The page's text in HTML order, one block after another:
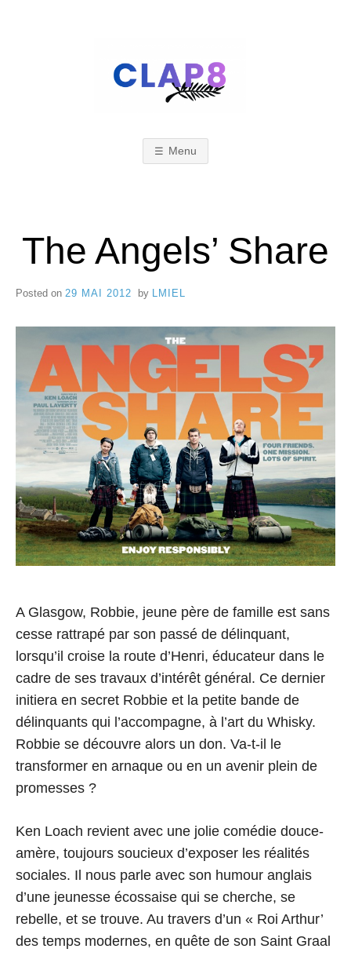
A
P
8
v
d
e
C
a
n
n
e
s
Menu
The Angels’ Share
Posted on 29 MAI 2012 by LMIEL
A Glasgow, Robbie, jeune père de famille est sans
cesse rattrapé par son passé de délinquant,
lorsqu’il croise la route d’Henri, éducateur dans le
cadre de ses travaux d’intérêt général. Ce dernier
initiera en secret Robbie et la petite bande de
délinquants qui l’accompagne, à l’art du Whisky.
Robbie se découvre alors un don. Va-t-il le
transformer en arnaque ou en un avenir plein de
promesses ?
Ken Loach revient avec une jolie comédie douce-
amère, toujours soucieux d’exposer les réalités
sociales. Il nous parle avec son humour anglais
d’une jeunesse écossaise qui se cherche, se
rebelle, et se trouve. Au travers d’un « Roi Arthur’
des temps modernes, en quête de son Saint Graal